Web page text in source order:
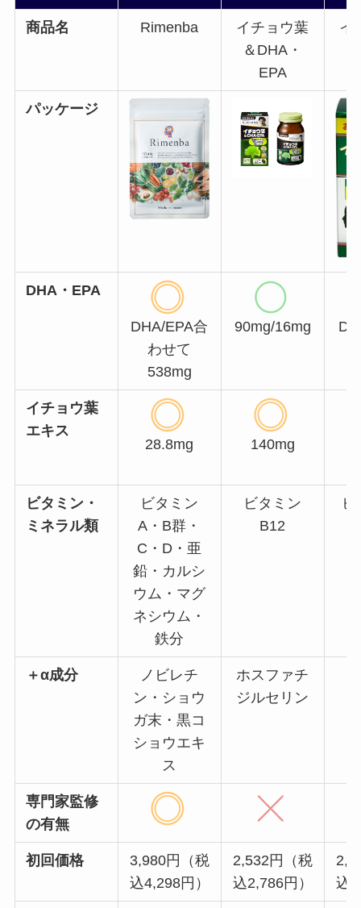
商品名 Rimenba
イチョウ葉
＆DHA・
EPA
イ
パッケージ
DHA・EPA
DHA/EPA合
わせて
538mg
90mg/16mg
イチョウ葉
エキス
28.8mg
140mg
ビタミン・
ミネラル類
ビタミン
A・B群・
C・D・亜
鉛・カルシ
ウム・マグ
ネシウム・
鉄分
ビタミン
B12
ビ
＋α成分
ノビレチ
ン・ショウ
ガ末・黒コ
ショウエキ
ス
ホスファチ
ジルセリン
専門家監修
の有無
初回価格
3,980円（税
込4,298円）
2,532円（税
込2,786円）
込